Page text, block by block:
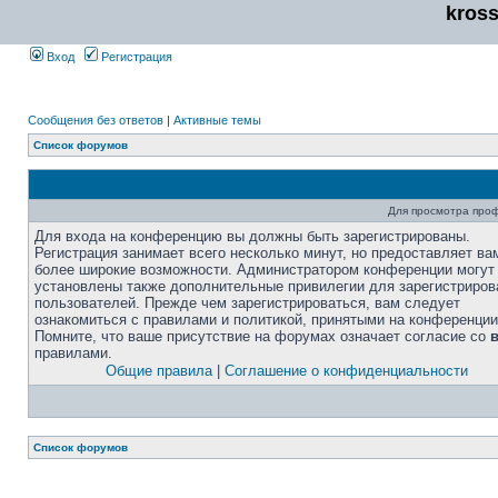
Вход Регистрация
Сообщения без ответов | Активные темы
Список форумов
Для просмотра
Для входа на конференцию вы должны быть зарегистрированы.
Регистрация занимает всего несколько минут, но предоставляет
более широкие возможности. Администратором конференции
установлены также дополнительные привилегии для
пользователей. Прежде чем зарегистрироваться, вам следует
ознакомиться с правилами и политикой, принятыми на
Помните, что ваше присутствие на форумах означает согласие со
правилами.
Общие правила| Соглашение о конфиденциальности
Список форумов